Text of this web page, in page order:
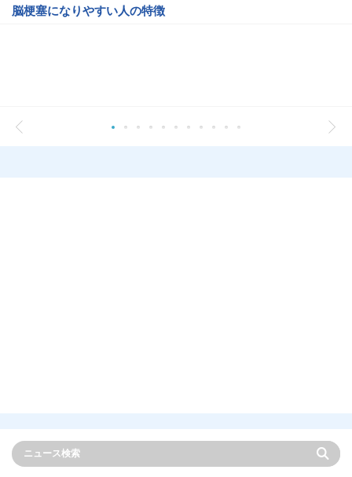
脳梗塞になりやすい人の特徴